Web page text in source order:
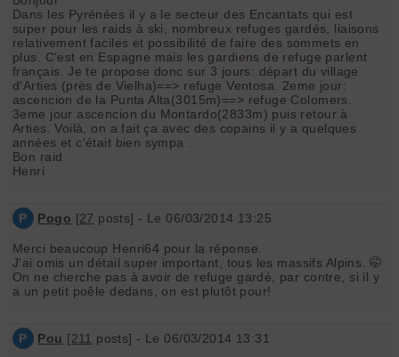
Dans les Pyrénées il y a le secteur des Encantats qui est
super pour les raids à ski, nombreux refuges gardés, liaisons
relativement faciles et possibilité de faire des sommets en
plus. C'est en Espagne mais les gardiens de refuge parlent
français. Je te propose donc sur 3 jours: départ du village
d'Arties (près de Vielha)==> refuge Ventosa. 2eme jour:
ascencion de la Punta Alta(3015m)==> refuge Colomers.
3eme jour ascencion du Montardo(2833m) puis retour à
Arties. Voilà, on a fait ça avec des copains il y a quelques
années et c'était bien sympa .
Bon raid
Henri
P Pogo [27 posts] - Le 06/03/2014 13:25
Merci beaucoup Henri64 pour la réponse.
J'ai omis un détail super important, tous les massifs Alpins. 🤭
On ne cherche pas à avoir de refuge gardé, par contre, si il y
a un petit poêle dedans, on est plutôt pour!
P Pou [211 posts] - Le 06/03/2014 13:31